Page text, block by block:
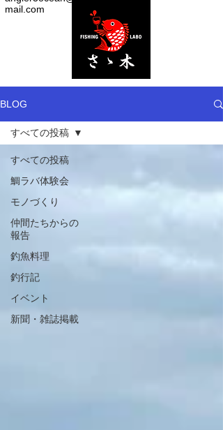
mail.com
BLOG
すべての投稿
鯛ラバ体験会
モノづくり
仲間たちからの
報告
釣魚料理
釣行記
イベント
新聞・雑誌掲載
すべての投稿